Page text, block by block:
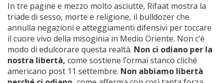
In tre pagine e mezzo molto asciutte, Rifaat mostra la
triade di sesso, morte e religione, il bulldozer che
annulla negazioni e atteggiamenti difensivi per toccare
il cuore vivo della misoginia in Medio Oriente. Non c’è
modo di edulcorare questa realtà. Non ci odiano per la
nostra libertà, come sostiene l’ormai stanco cliché
americano post 11 settembre. Non abbiamo libertà